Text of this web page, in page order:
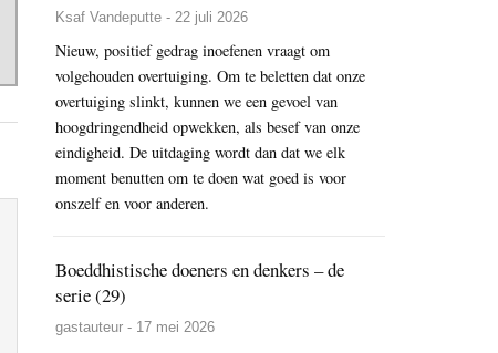
Ksaf Vandeputte - 22 juli 2026
Nieuw, positief gedrag inoefenen vraagt om
volgehouden overtuiging. Om te beletten dat onze
overtuiging slinkt, kunnen we een gevoel van
hoogdringendheid opwekken, als besef van onze
eindigheid. De uitdaging wordt dan dat we elk
moment benutten om te doen wat goed is voor
onszelf en voor anderen.
Boeddhistische doeners en denkers – de
serie (29)
gastauteur - 17 mei 2026